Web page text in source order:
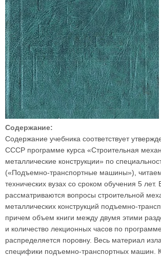
Содержание:
Содержание учебника соответствует
СССР программе курса «Строительная
металлические конструкции» по
(«Подъемно-транспортные машины»),
технических вузах со сроком обучения 5 лет.
рассматриваются вопросы строительной
металлических конструкций подъемно-
причем объем книги между двумя этими
и количество лекционных часов по программе
распределяется поровну. Весь материал
специфики подъемно-транспортных машин.